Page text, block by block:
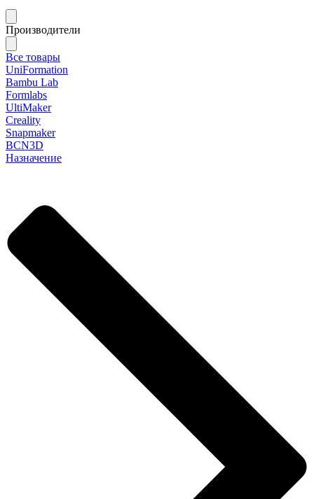
Производители
Все товары
UniFormation
Bambu Lab
Formlabs
UltiMaker
Creality
Snapmaker
BCN3D
Назначение